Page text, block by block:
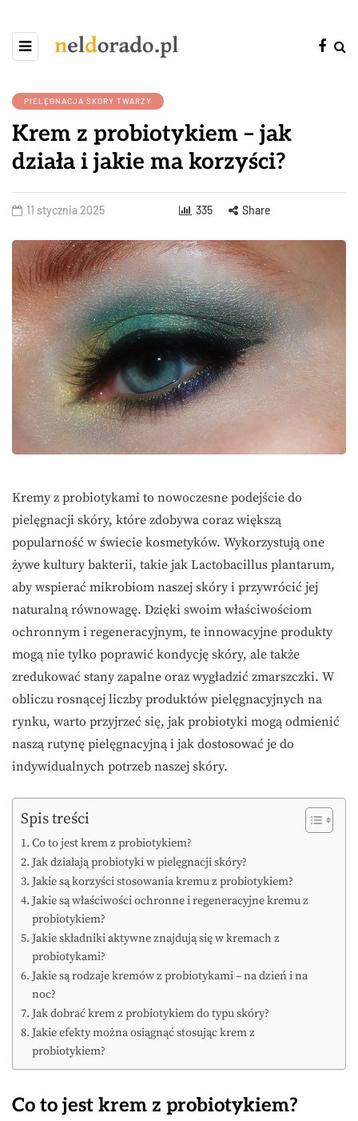
PIELĘGNACJA SKÓRY TWARZY
Krem z probiotykiem – jak
działa i jakie ma korzyści?
11 stycznia 2025 335 Share
Kremy z probiotykami to nowoczesne podejście do
pielęgnacji skóry, które zdobywa coraz większą
popularność w świecie kosmetyków. Wykorzystują one
żywe kultury bakterii, takie jak Lactobacillus plantarum,
aby wspierać mikrobiom naszej skóry i przywrócić jej
naturalną równowagę. Dzięki swoim właściwościom
ochronnym i regeneracyjnym, te innowacyjne produkty
mogą nie tylko poprawić kondycję skóry, ale także
zredukować stany zapalne oraz wygładzić zmarszczki. W
obliczu rosnącej liczby produktów pielęgnacyjnych na
rynku, warto przyjrzeć się, jak probiotyki mogą odmienić
naszą rutynę pielęgnacyjną i jak dostosować je do
indywidualnych potrzeb naszej skóry.
Spis treści
Co to jest krem z probiotykiem?
Jak działają probiotyki w pielęgnacji skóry?
Jakie są korzyści stosowania kremu z probiotykiem?
Jakie są właściwości ochronne i regeneracyjne kremu z
probiotykiem?
Jakie składniki aktywne znajdują się w kremach z
probiotykami?
Jakie są rodzaje kremów z probiotykami – na dzień i na
noc?
Jak dobrać krem z probiotykiem do typu skóry?
Jakie efekty można osiągnąć stosując krem z
probiotykiem?
Co to jest krem z probiotykiem?